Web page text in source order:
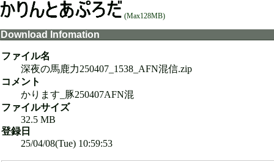
(Max128MB)
Download Infomation
ファイル名
深夜の馬鹿力250407_1538_AFN混信.zip
コメント
かります_豚250407AFN混
ファイルサイズ
32.5 MB
登録日
25/04/08(Tue) 10:59:53